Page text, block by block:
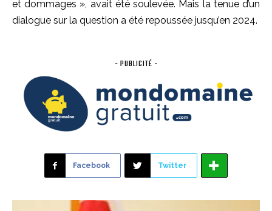
et dommages », avait été soulevée. Mais la tenue d’un
dialogue sur la question a été repoussée jusqu’en 2024.
- PUBLICITÉ -
Facebook Twitter